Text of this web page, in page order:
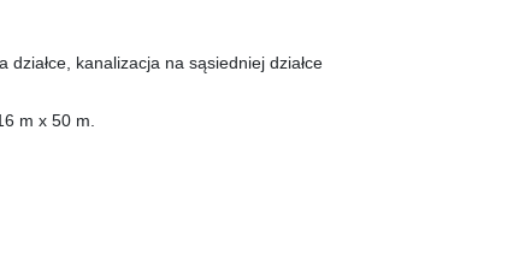
działce, kanalizacja na sąsiedniej działce
m x 50 m.